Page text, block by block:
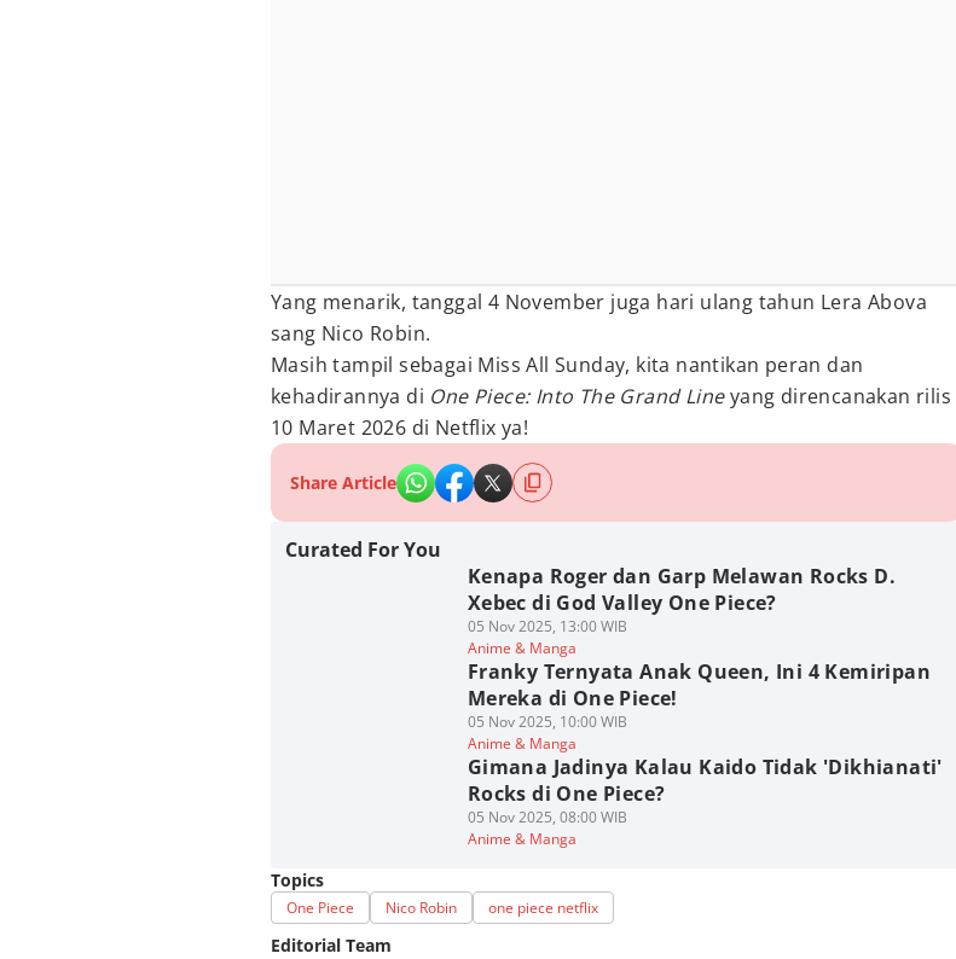
Yang menarik, tanggal 4 November juga hari ulang tahun Lera Abova
sang Nico Robin.
Masih tampil sebagai Miss All Sunday, kita nantikan peran dan
kehadirannya di One Piece: Into The Grand Lineyang direncanakan rilis
10 Maret 2026 di Netflix ya!
Share Article
Curated For You
Kenapa Roger dan Garp Melawan Rocks D.
Xebec di God Valley One Piece?
05 Nov 2025, 13:00 WIB
Anime & Manga
Franky Ternyata Anak Queen, Ini 4 Kemiripan
Mereka di One Piece!
05 Nov 2025, 10:00 WIB
Anime & Manga
Gimana Jadinya Kalau Kaido Tidak 'Dikhianati'
Rocks di One Piece?
05 Nov 2025, 08:00 WIB
Anime & Manga
Topics
One Piece Nico Robin one piece netflix
Editorial Team